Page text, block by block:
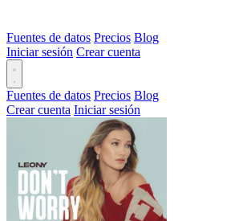
Fuentes de datos Precios Blog
Iniciar sesión Crear cuenta
Fuentes de datos Precios Blog
Crear cuenta Iniciar sesión